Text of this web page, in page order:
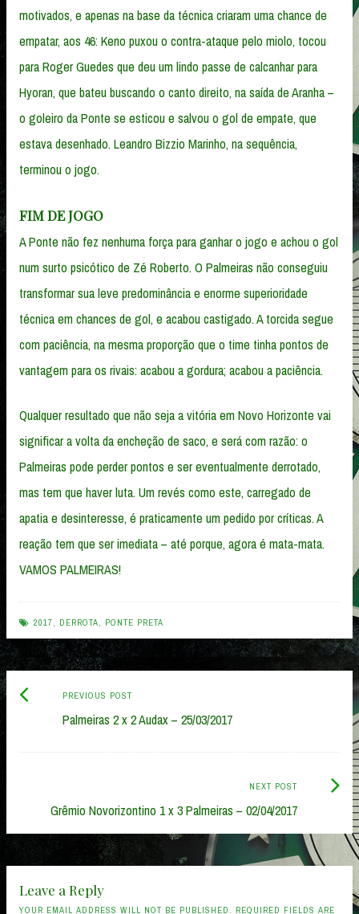
motivados, e apenas na base da técnica criaram uma chance de
empatar, aos 46: Keno puxou o contra-ataque pelo miolo, tocou
para Roger Guedes que deu um lindo passe de calcanhar para
Hyoran, que bateu buscando o canto direito, na saída de Aranha –
o goleiro da Ponte se esticou e salvou o gol de empate, que
estava desenhado. Leandro Bizzio Marinho, na sequência,
terminou o jogo.
FIM DE JOGO
A Ponte não fez nenhuma força para ganhar o jogo e achou o gol
num surto psicótico de Zé Roberto. O Palmeiras não conseguiu
transformar sua leve predominância e enorme superioridade
técnica em chances de gol, e acabou castigado. A torcida segue
com paciência, na mesma proporção que o time tinha pontos de
vantagem para os rivais: acabou a gordura; acabou a paciência.
Qualquer resultado que não seja a vitória em Novo Horizonte vai
significar a volta da encheção de saco, e será com razão: o
Palmeiras pode perder pontos e ser eventualmente derrotado,
mas tem que haver luta. Um revés como este, carregado de
apatia e desinteresse, é praticamente um pedido por críticas. A
reação tem que ser imediata – até porque, agora é mata-mata.
VAMOS PALMEIRAS!
2017 DERROTA PONTE PRETA
Post
navigation
PREVIOUS POSTPrevious
post:
Palmeiras 2 x 2 Audax – 25/03/2017
NEXT POST
Grêmio Novorizontino 1 x 3 Palmeiras – 02/04/2017
Next
Leave a Reply
YOUR EMAIL ADDRESS WILL NOT BE PUBLISHED. REQUIRED FIELDS ARE